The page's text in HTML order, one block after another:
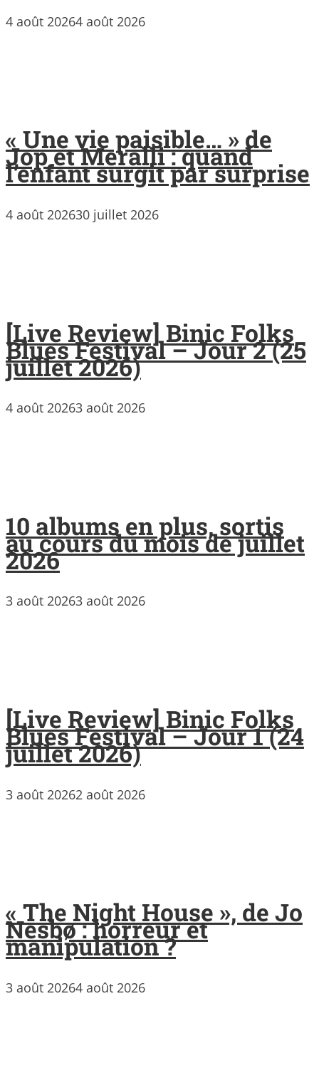
4 août 20264 août 2026
« Une vie paisible… » de
Jop et Meralli : quand
l’enfant surgit par surprise
4 août 202630 juillet 2026
[Live Review] Binic Folks
Blues Festival – Jour 2 (25
juillet 2026)
4 août 20263 août 2026
10 albums en plus, sortis
au cours du mois de juillet
2026
3 août 20263 août 2026
[Live Review] Binic Folks
Blues Festival – Jour 1 (24
juillet 2026)
3 août 20262 août 2026
« The Night House », de Jo
Nesbø : horreur et
manipulation ?
3 août 20264 août 2026